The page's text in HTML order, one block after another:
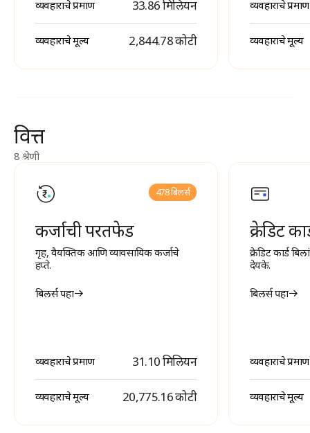
व्यवहाराचे प्रमाण 33.86 मिलियन
व्यवहाराचे मूल्य ₹ 2,844.78 कोटी
व्यवहाराचे प्रमाण
व्यवहाराचे मूल्य
वित्त
8 श्रेणी
478 बिलर्स
कर्जाची परतफेड
गृह, वैयक्तिक आणि व्यावसायिक कर्जाचे
हप्ते.
बिलर्स पहा
व्यवहाराचे प्रमाण 31.10 मिलियन
व्यवहाराचे मूल्य ₹ 20,775.16 कोटी
क्रेडिट
क्रेडिट कार्ड
देयके.
बिलर्स पहा
व्यवहाराचे प्रमाण
व्यवहाराचे मूल्य